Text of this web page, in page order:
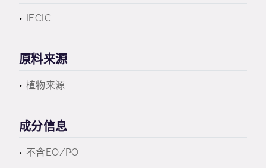
IECIC
原料来源
植物来源
成分信息
不含EO/PO